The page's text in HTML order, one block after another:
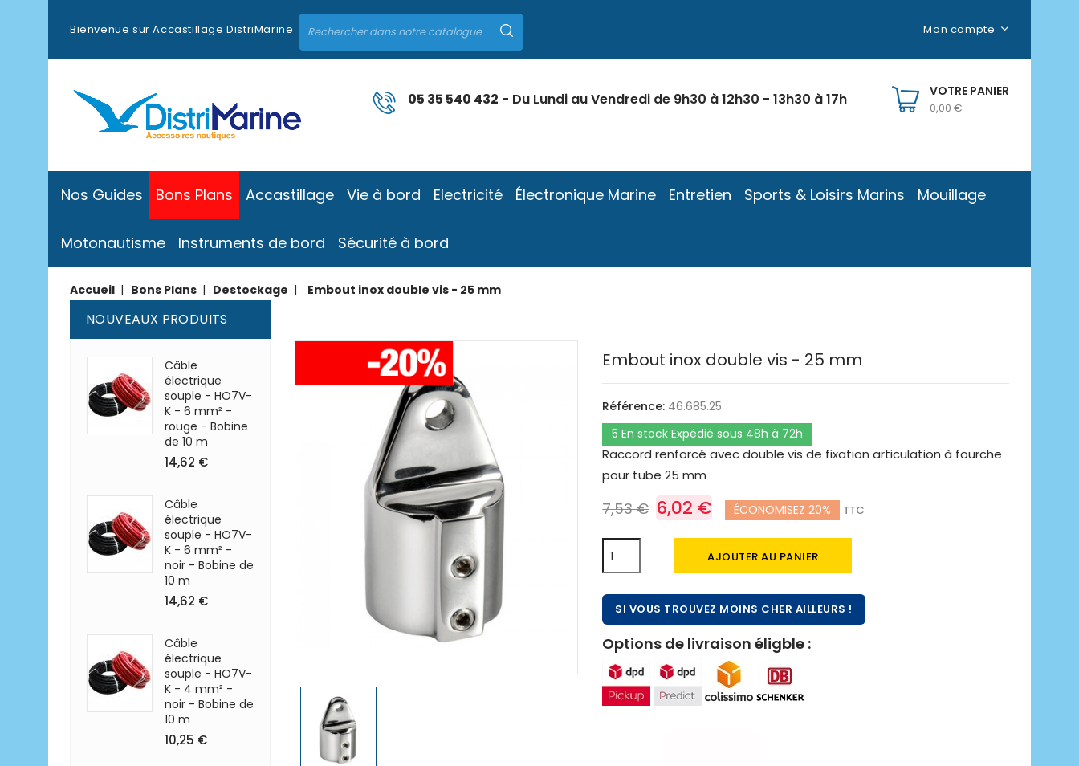
Bienvenue sur Accastillage DistriMarine Mon compte
VOTRE PANIER
0,00 €
05 35 540 432 - Du Lundi au Vendredi de 9h30 à 12h30 - 13h30 à 17h
Nos Guides Bons Plans Accastillage Vie à bord Electricité Électronique Marine Entretien Sports & Loisirs Marins Mouillage
Motonautisme Instruments de bord Sécurité à bord
Accueil Bons Plans Destockage Embout inox double vis - 25 mm
NOUVEAUX PRODUITS
Câble
électrique
souple - HO7V-
K - 6 mm² -
rouge - Bobine
de 10 m
14,62 €
Câble
électrique
souple - HO7V-
K - 6 mm² -
noir - Bobine de
10 m
14,62 €
Câble
électrique
souple - HO7V-
K - 4 mm² -
noir - Bobine de
10 m
10,25 €
Embout inox double vis - 25 mm
Référence: 46.685.25
5 En stock Expédié sous 48h à 72h
Raccord renforcé avec double vis de fixation articulation à fourche
pour tube 25 mm
7,53 € 6,02 € ÉCONOMISEZ 20% TTC
AJOUTER AU PANIER
SI VOUS TROUVEZ MOINS CHER AILLEURS !
Options de livraison éligble :